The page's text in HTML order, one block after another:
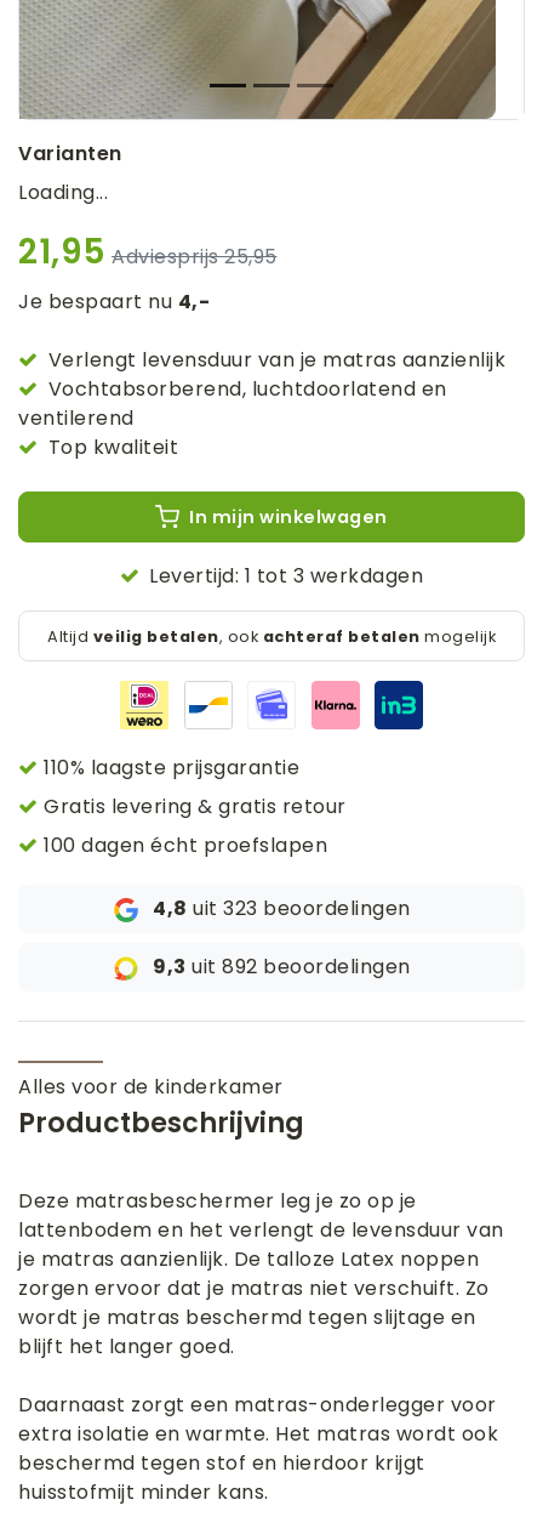
Varianten
Loading...
21,95
25,95
Je bespaart nu 4,-
Verlengt levensduur van je matras aanzienlijk
Vochtabsorberend, luchtdoorlatend en
ventilerend
Top kwaliteit
In mijn winkelwagen
Levertijd: 1 tot 3 werkdagen
Altijd veilig betalen, ook achteraf betalen mogelijk
110% laagste prijsgarantie
Gratis levering & gratis retour
100 dagen écht proefslapen
4,8 uit 323 beoordelingen
9,3 uit 892 beoordelingen
Alles voor de kinderkamer
Productbeschrijving
Deze matrasbeschermer leg je zo op je
lattenbodem en het verlengt de levensduur van
je matras aanzienlijk. De talloze Latex noppen
zorgen ervoor dat je matras niet verschuift. Zo
wordt je matras beschermd tegen slijtage en
blijft het langer goed.
Daarnaast zorgt een matras-onderlegger voor
extra isolatie en warmte. Het matras wordt ook
beschermd tegen stof en hierdoor krijgt
huisstofmijt minder kans.